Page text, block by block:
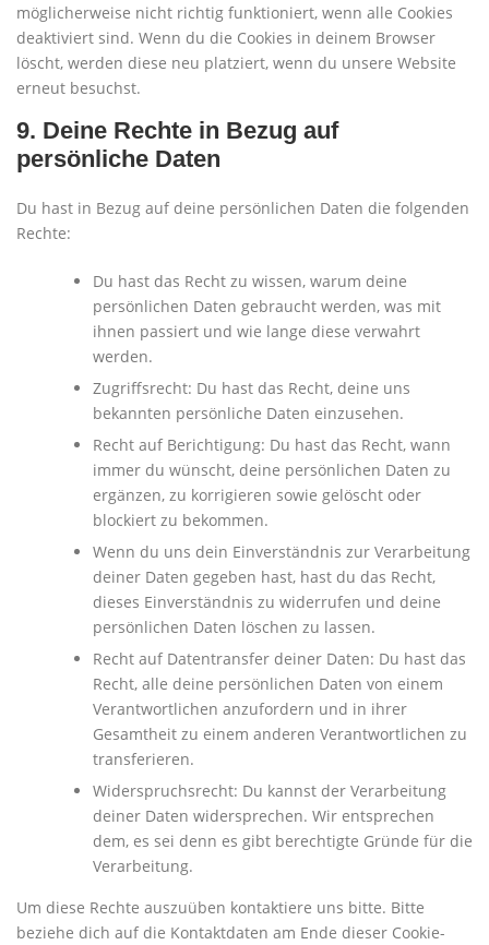
möglicherweise nicht richtig funktioniert, wenn alle Cookies
deaktiviert sind. Wenn du die Cookies in deinem Browser
löscht, werden diese neu platziert, wenn du unsere Website
erneut besuchst.
9. Deine Rechte in Bezug auf
persönliche Daten
Du hast in Bezug auf deine persönlichen Daten die folgenden
Rechte:
Du hast das Recht zu wissen, warum deine
persönlichen Daten gebraucht werden, was mit
ihnen passiert und wie lange diese verwahrt
werden.
Zugriffsrecht: Du hast das Recht, deine uns
bekannten persönliche Daten einzusehen.
Recht auf Berichtigung: Du hast das Recht, wann
immer du wünscht, deine persönlichen Daten zu
ergänzen, zu korrigieren sowie gelöscht oder
blockiert zu bekommen.
Wenn du uns dein Einverständnis zur Verarbeitung
deiner Daten gegeben hast, hast du das Recht,
dieses Einverständnis zu widerrufen und deine
persönlichen Daten löschen zu lassen.
Recht auf Datentransfer deiner Daten: Du hast das
Recht, alle deine persönlichen Daten von einem
Verantwortlichen anzufordern und in ihrer
Gesamtheit zu einem anderen Verantwortlichen zu
transferieren.
Widerspruchsrecht: Du kannst der Verarbeitung
deiner Daten widersprechen. Wir entsprechen
dem, es sei denn es gibt berechtigte Gründe für die
Verarbeitung.
Um diese Rechte auszuüben kontaktiere uns bitte. Bitte
beziehe dich auf die Kontaktdaten am Ende dieser Cookie-